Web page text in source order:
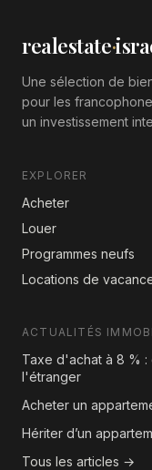
realestate·
Une sélection de
pour les
un investissement
EXPLORER
Acheter
Louer
Programmes neufs
Locations de
ACTUALITÉS
Taxe d'achat à 8 %
l'étranger
Acheter un
Hériter d’un
Tous les articles →